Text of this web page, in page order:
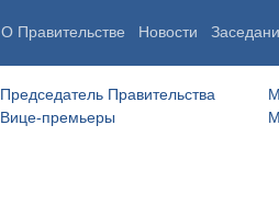
О Правительстве Новости
Председатель Правительства
Вице-премьеры